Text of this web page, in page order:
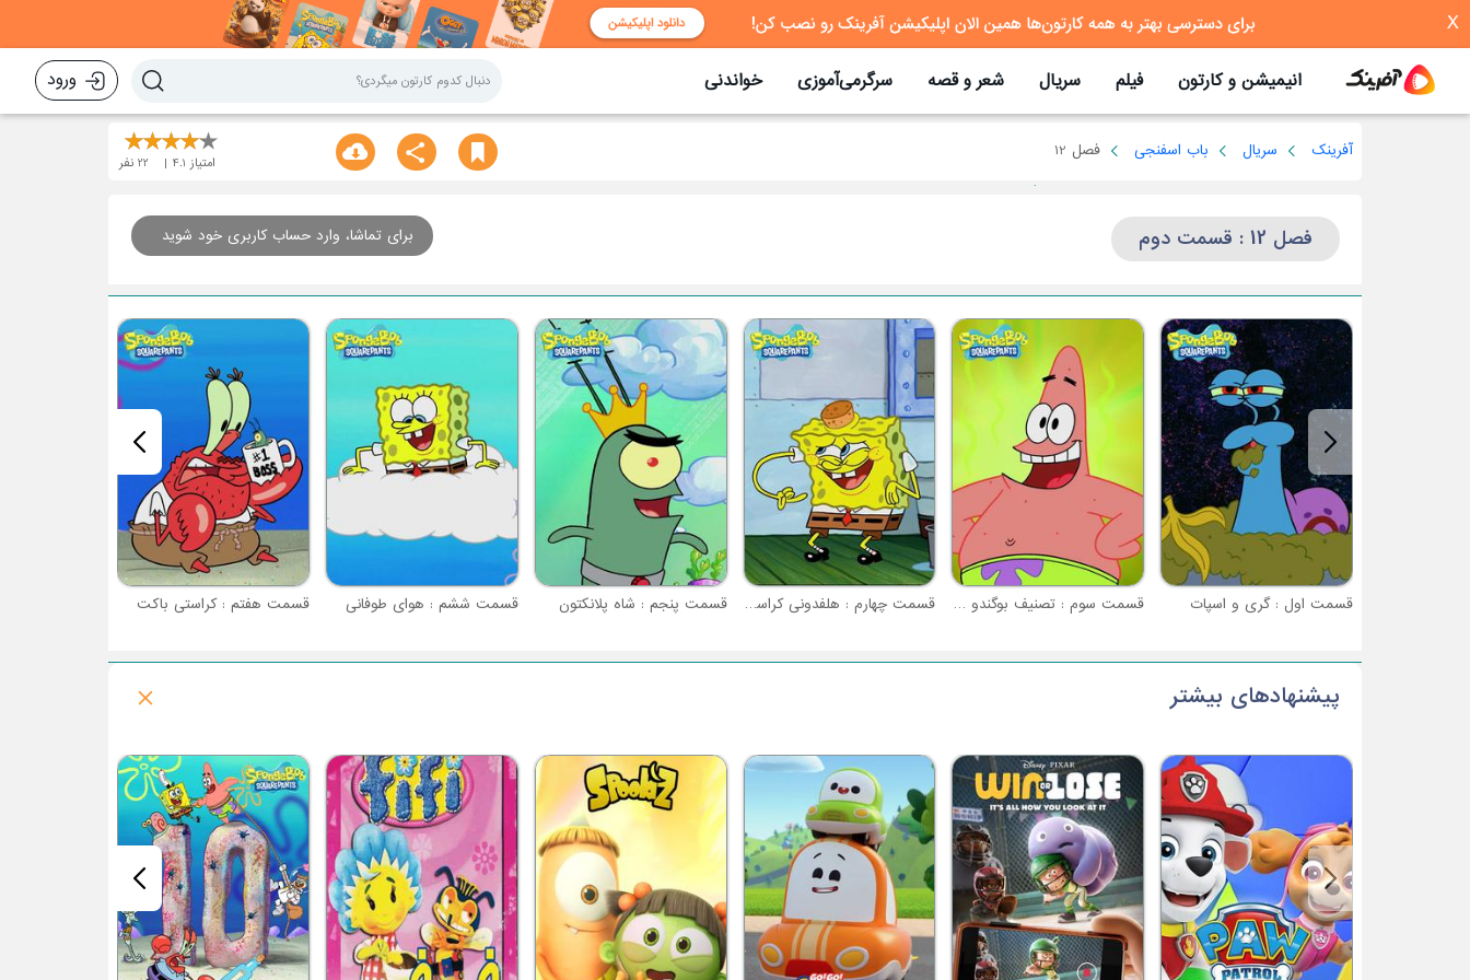
X
انیمیشن و کارتون فیلم سریال شعر و قصه سرگرمی‌آموزی خواندنی ورود
آفرینک سریال باب اسفنجی فصل 12
امتیاز 4.1
22 نفر
فصل 12 : قسمت دوم برای تماشا، وارد حساب کاربری خود شوید
قسمت اول : گری و اسپات قسمت سوم : تصنیف بوگندو موگندو قسمت چهارم : هلفدونی کراستی قسمت پنجم : شاه پلانکتون قسمت ششم : هوای طوفانی قسمت هفتم : کراستی باکت
پیشنهادهای بیشتر